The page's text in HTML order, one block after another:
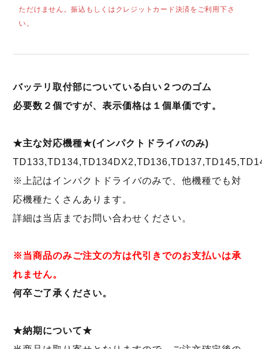
ただけません。振込もしくはクレジットカード決済をご利用下さ
い。
バッテリ取付部についている白い２つのゴム
必要数２個ですが、表示価格は１個単価です。
★主な対応機種★(インパクトドライバのみ)
※上記はインパクトドライバのみで、他機種でも対
応機種たくさんあります。
詳細は当店までお問い合わせください。
※当商品のみご注文の方は代引きでのお支払いは承
れません。
何卒ご了承ください。
★納期について★